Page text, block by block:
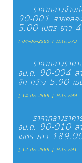
ราคากลางจ้าง
90-001 สายคลอ
5.00 เมตร ยาว
[ 04-06-2569 ] Hits:573
ราคากลางราค
อบ.ถ. 90-004 สา
จิก กว้าง 5.00 เ
[ 14-05-2569 ] Hits:599
ราคากลางราค
อบ.ถ. 90-010 สา
เมตร ยาว
[ 12-05-2569 ] Hits:591